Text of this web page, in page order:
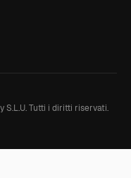
S.L.U. Tutti i diritti riservati.